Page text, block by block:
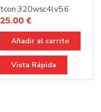
tcon 320wsc4lv5.6
25.00 €
Añadir al carrito
Vista Rápida